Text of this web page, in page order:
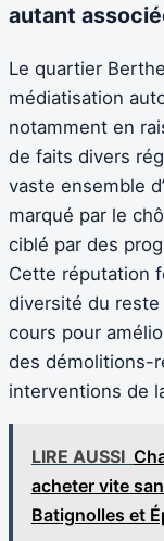
autant
Le quartier
médiatisation
notamment en
de faits divers
vaste ensemble
marqué par le
ciblé par des
Cette réputation
diversité du
cours pour
des démolitions-
interventions de
LIRE AUSSI
acheter vite
Batignolles et